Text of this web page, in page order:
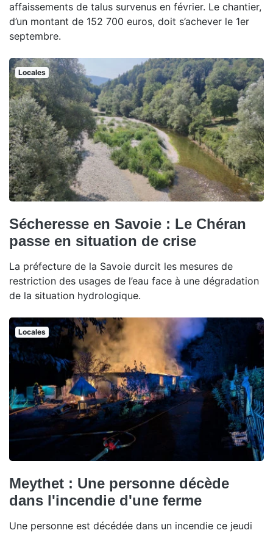
affaissements de talus survenus en février. Le chantier,
d’un montant de 152 700 euros, doit s’achever le 1er
septembre.
Locales
Sécheresse en Savoie : Le Chéran
passe en situation de crise
La préfecture de la Savoie durcit les mesures de
restriction des usages de l’eau face à une dégradation
de la situation hydrologique.
Locales
Meythet : Une personne décède
dans l'incendie d'une ferme
Une personne est décédée dans un incendie ce jeudi